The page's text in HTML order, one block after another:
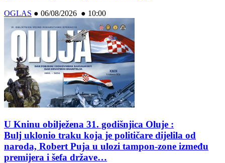
OGLAS ● 06/08/2026 ● 10:00
U Kninu obilježena 31. godišnjica Oluje :
Bulj uklonio traku koja je političare dijelila od
naroda, Robert Puja u ulozi tampon-zone između
premijera i šefa države…